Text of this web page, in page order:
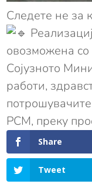
Следете не за
овозможена
Сојузното
работи,
РСМ, преку
Share
Tweet